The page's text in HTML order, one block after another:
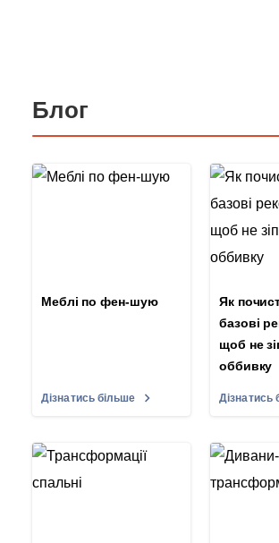
Блог
Меблі по фен-шую
Дізнатись більше
Як
базові
щоб не
оббивку
Дізнатись